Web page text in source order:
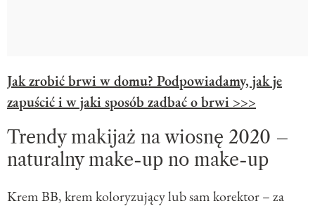
Jak zrobić brwi w domu? Podpowiadamy, jak je
zapuścić i w jaki sposób zadbać o brwi >>>
Trendy makijaż na wiosnę 2020 –
naturalny make-up no make-up
Krem BB, krem koloryzujący lub sam korektor – za